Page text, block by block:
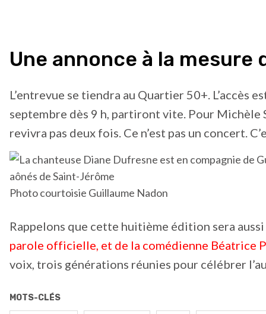
Une annonce à la mesure
L’entrevue se tiendra au Quartier 50+. L’accès
septembre dès 9 h, partiront vite. Pour Michèle
revivra pas deux fois. Ce n’est pas un concert.
Photo courtoisie Guillaume Nadon
Rappelons que cette huitième édition sera
parole officielle, et de la comédienne Béatrice
voix, trois générations réunies pour célébrer
MOTS-CLÉS